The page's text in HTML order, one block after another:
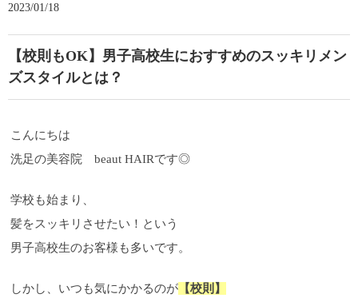
2023/01/18
【校則もOK】男子高校生におすすめのスッキリメン
ズスタイルとは？
こんにちは
洗足の美容院 beaut HAIRです◎
学校も始まり、
髪をスッキリさせたい！という
男子高校生のお客様も多いです。
しかし、いつも気にかかるのが 【校則】